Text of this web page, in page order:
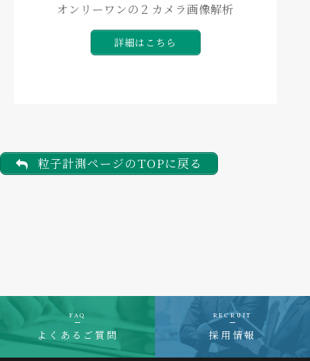
オンリーワンの２カメラ画像解析
詳細はこちら
粒子計測ページのTOPに戻る
FAQ
よくあるご質問
RECRUIT
採用情報